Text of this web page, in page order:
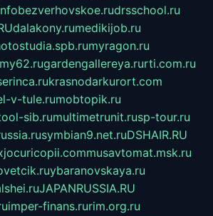
bezverhovskoe.rudrsschool.ru
dalakony.rumedikijob.ru
myragon.ru
gardengallereya.rurti.com.ru
krasnodarkurort.com
v-tule.rumobtopik.ru
sib.rumultimetrunit.rusp-tour.ru
symbian9.net.ruDSHAIR.RU
musavtomat.msk.ru
ybaranovskaya.ru
JAPANRUSSIA.RU
imper-finans.rurim.org.ru